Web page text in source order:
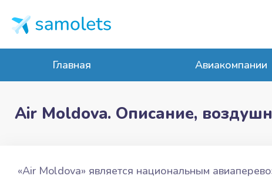
Главная Авиакомпании
Air Moldova. Описание,
«Air Moldova» является национальным